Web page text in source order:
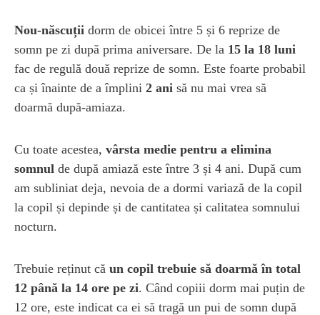
Nou-născuții dorm de obicei între 5 și 6 reprize de
somn pe zi după prima aniversare. De la 15 la 18 luni
fac de regulă două reprize de somn. Este foarte probabil
ca și înainte de a împlini 2 ani să nu mai vrea să
doarmă după-amiaza.
Cu toate acestea, vârsta medie pentru a elimina
somnul de după amiază este între 3 și 4 ani. După cum
am subliniat deja, nevoia de a dormi variază de la copil
la copil și depinde și de cantitatea și calitatea somnului
nocturn.
Trebuie reținut că un copil trebuie să doarmă în total
12 până la 14 ore pe zi. Când copiii dorm mai puțin de
12 ore, este indicat ca ei să tragă un pui de somn după